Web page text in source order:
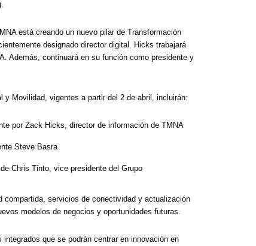
está creando un nuevo pilar de Transformación
designado director digital. Hicks trabajará
Además, continuará en su función como presidente y
y Movilidad, vigentes a partir del 2 de abril, incluirán:
por Zack Hicks, director de información de TMNA
Steve Basra
Chris Tinto, vice presidente del Grupo
compartida, servicios de conectividad y actualización
modelos de negocios y oportunidades futuras.
que se podrán centrar en innovación en